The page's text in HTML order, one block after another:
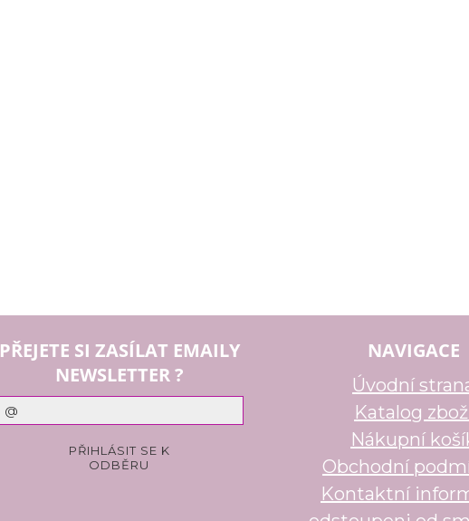
PŘEJETE SI ZASÍLAT EMAILY
NEWSLETTER ?
NAVIGACE
Úvodní
Katalog
Nákupní
Obchodní
Kontaktní